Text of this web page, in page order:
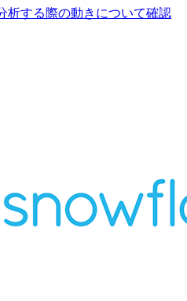
析する際の動きについて確認